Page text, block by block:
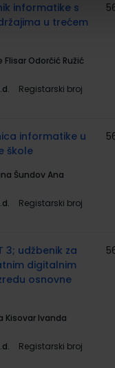
informatike s
u trećem
Flisar Odorčić Ružić
Registarski broj
informatike u
škole
Šundov Ana
Registarski broj
3; udžbenik za
digitalnim
osnovne
Kisovar Ivanda
Registarski broj